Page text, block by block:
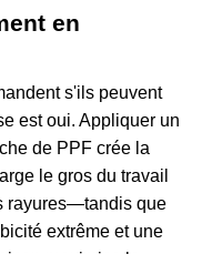
en
s'ils peuvent
est oui. Appliquer un
de PPF crée la
le gros du travail
rayures—tandis que
extrême et une